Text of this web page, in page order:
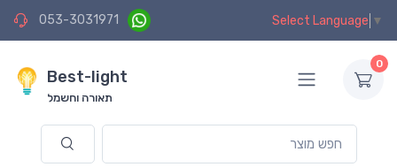
053-3031971 Select Language ▼
Best-light
תאורה וחשמל
0